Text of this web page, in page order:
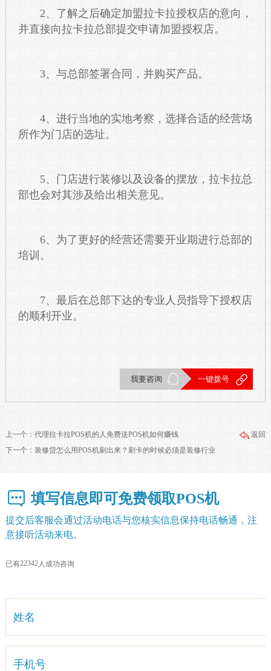
2、了解之后确定加盟拉卡拉授权店的意向，
并直接向拉卡拉总部提交申请加盟授权店。
3、与总部签署合同，并购买产品。
4、进行当地的实地考察，选择合适的经营场
所作为门店的选址。
5、门店进行装修以及设备的摆放，拉卡拉总
部也会对其涉及给出相关意见。
6、为了更好的经营还需要开业期进行总部的
培训。
7、最后在总部下达的专业人员指导下授权店
的顺利开业。
我要咨询 一键拨号
返回
上一个： 代理拉卡拉POS机的人免费送POS机如何赚钱
下一个： 装修贷怎么用POS机刷出来？刷卡的时候必须是装修行业
填写信息即可免费领取POS机
提交后客服会通过活动电话与您核实信息保持电话畅通，注
意接听活动来电。
已有22342人成功咨询
姓名
手机号